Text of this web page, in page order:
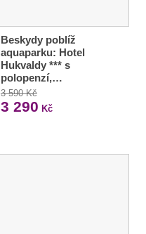
Beskydy poblíž
aquaparku: Hotel
Hukvaldy *** s
polopenzí,…
3 590 Kč
3 290 Kč